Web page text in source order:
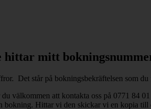
hittar mitt
Det står på bokningsbekräftelsen som du
välkommen att kontakta oss på 0771 84
bokning. Hittar vi den skickar vi en kopia